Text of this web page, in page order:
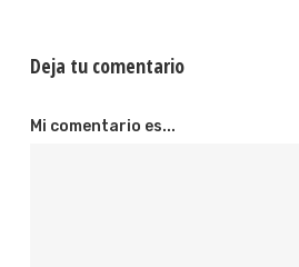
Deja tu comentario
Mi comentario es...